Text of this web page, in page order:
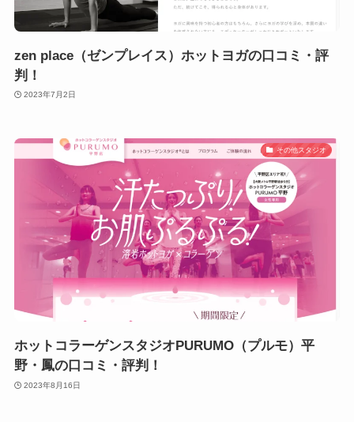
zen place（ゼンプレイス）ホットヨガの口コミ・評
判！
2023年7月2日
その他スタジオ
ホットコラーゲンスタジオPURUMO（プルモ）平
野・鳳の口コミ・評判！
2023年8月16日